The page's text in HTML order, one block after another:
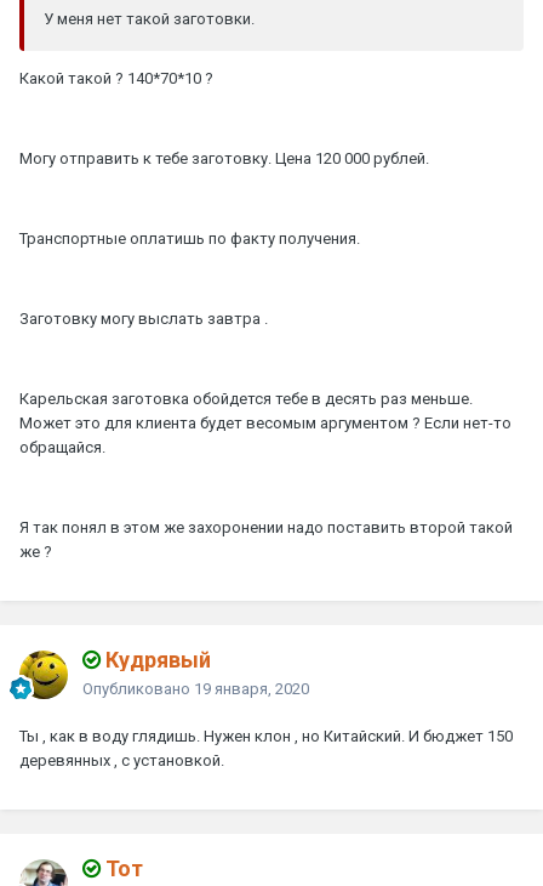
У меня нет такой заготовки.
Какой такой ? 140*70*10 ?
Могу отправить к тебе заготовку. Цена 120 000 рублей.
Транспортные оплатишь по факту получения.
Заготовку могу выслать завтра .
Карельская заготовка обойдется тебе в десять раз меньше.
Может это для клиента будет весомым аргументом ? Если нет-то
обращайся.
Я так понял в этом же захоронении надо поставить второй такой
же ?
Кудрявый
Опубликовано 19 января, 2020
Ты , как в воду глядишь. Нужен клон , но Китайский. И бюджет 150
деревянных , с установкой.
Тот